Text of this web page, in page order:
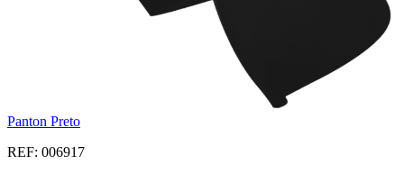
Panton Preto
REF: 006917